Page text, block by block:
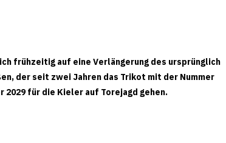
frühzeitig auf eine Verlängerung des ursprünglich
der seit zwei Jahren das Trikot mit der Nummer
für die Kieler auf Torejagd gehen.